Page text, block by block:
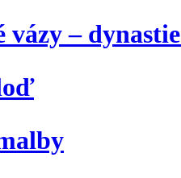
vázy –